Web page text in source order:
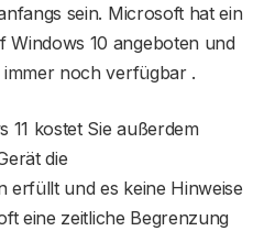
sein. Microsoft hat ein
Windows 10 angeboten und
immer noch verfügbar .
11 kostet Sie außerdem
die
erfüllt und es keine Hinweise
eine zeitliche Begrenzung